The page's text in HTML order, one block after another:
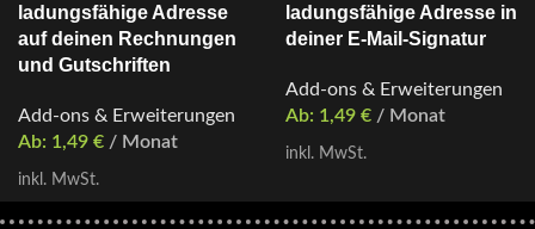
ladungsfähige Adresse
auf deinen Rechnungen
und Gutschriften
Add-ons & Erweiterungen
Ab: 1,49 € / Monat
inkl. MwSt.
ladungsfähige Adresse in
deiner E-Mail-Signatur
Add-ons & Erweiterungen
Ab: 1,49 € / Monat
inkl. MwSt.